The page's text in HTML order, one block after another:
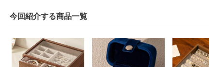
今回紹介する商品一覧